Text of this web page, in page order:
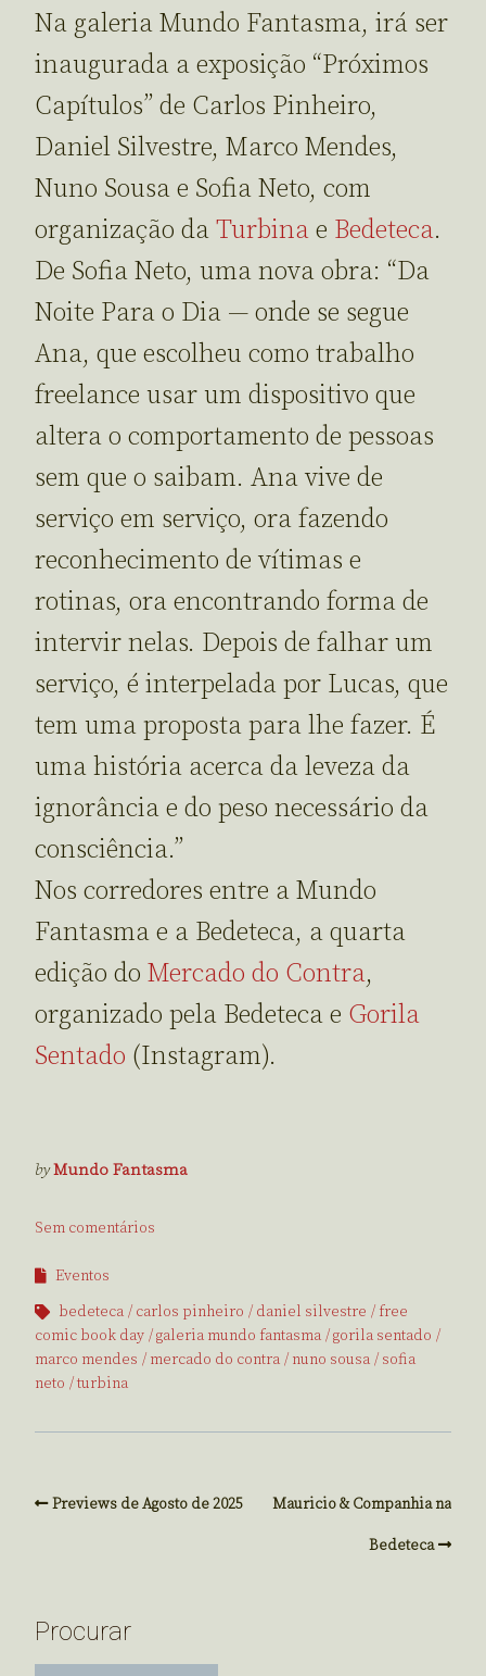
Na galeria Mundo Fantasma, irá ser
inaugurada a exposição “Próximos
Capítulos” de Carlos Pinheiro,
Daniel Silvestre, Marco Mendes,
Nuno Sousa e Sofia Neto, com
organização da Turbina e Bedeteca.
De Sofia Neto, uma nova obra: “Da
Noite Para o Dia — onde se segue
Ana, que escolheu como trabalho
freelance usar um dispositivo que
altera o comportamento de pessoas
sem que o saibam. Ana vive de
serviço em serviço, ora fazendo
reconhecimento de vítimas e
rotinas, ora encontrando forma de
intervir nelas. Depois de falhar um
serviço, é interpelada por Lucas, que
tem uma proposta para lhe fazer. É
uma história acerca da leveza da
ignorância e do peso necessário da
consciência.”
Nos corredores entre a Mundo
Fantasma e a Bedeteca, a quarta
edição do Mercado do Contra,
organizado pela Bedeteca e Gorila
Sentado (Instagram).
byMundo Fantasma
Sem comentários
Eventos
bedeteca
carlos pinheiro daniel silvestre
free
comic book day
galeria mundo fantasma
gorila sentado
marco mendes
mercado do contra nuno sousa
sofia
neto
turbina
Previews de Agosto de 2025 Mauricio & Companhia na
Bedeteca
Procurar